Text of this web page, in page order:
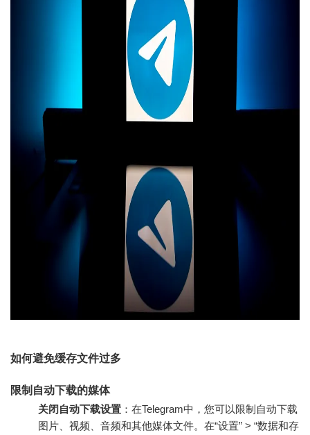
如何避免缓存文件过多
限制自动下载的媒体
关闭自动下载设置 ：在Telegram中，您可以限制自动下载
图片、视频、音频和其他媒体文件。在“设置” > “数据和存